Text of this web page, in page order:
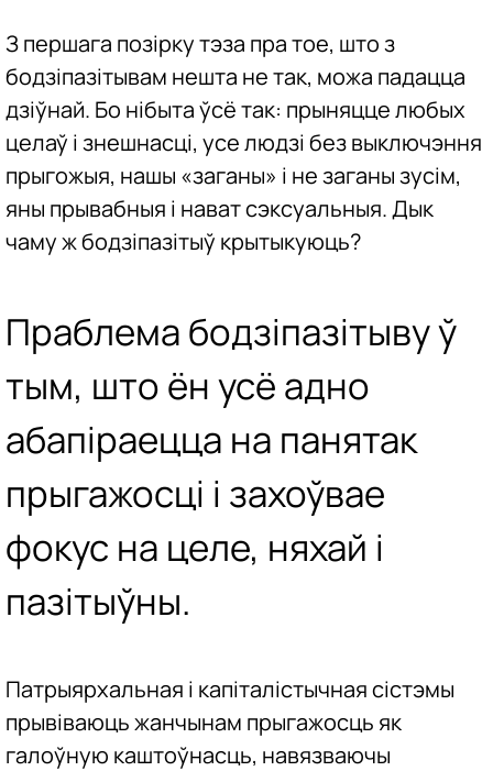
З першага позірку тэза пра тое, што з
бодзіпазітывам нешта не так, можа падацца
дзіўнай. Бо нібыта ўсё так: прыняцце любых
целаў і знешнасці, усе людзі без выключэння
прыгожыя, нашы «заганы» і не заганы зусім,
яны прывабныя і нават сэксуальныя. Дык
чаму ж бодзіпазітыў крытыкуюць?
Праблема бодзіпазітыву ў
тым, што ён усё адно
абапіраецца на панятак
прыгажосці і захоўвае
фокус на целе, няхай і
пазітыўны.
Патрыярхальная і капіталістычная сістэмы
прывіваюць жанчынам прыгажосць як
галоўную каштоўнасць, навязваючы